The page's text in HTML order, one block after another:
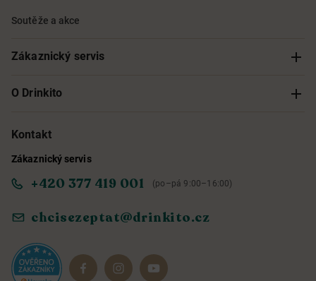
Soutěže a akce
Zákaznický servis
Sledování objednávky
Obchodní podmínky
Ochrana osobních údajů
Reklamace a vrácení
O Drinkito
O nás
Informace o přístupnosti služby
Dárkové sady
Kontakt
Zákaznický servis
+420 377 419 001 (po–pá 9:00–16:00)
chcisezeptat@drinkito.cz